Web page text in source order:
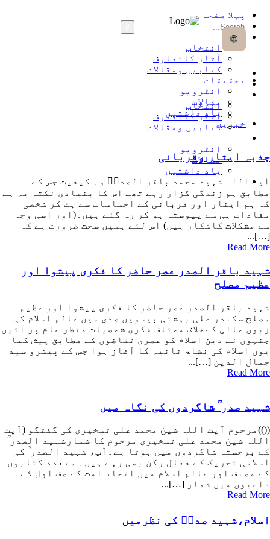
🌐
پہلا صفحہ
سوانح زندگی
آثار
انتخاب
آثار کاتعارف
کتابیں ومقالات
انٹرویو
مقالات
یاد داشتیں
خبریں
پہلا صفحہ
سوانح زندگی
آثار
انتخاب
آثار کاتعارف
کتابیں ومقالات
تحقیقات
انٹرویو
مقالات
یاد داشتیں
خبریں
ایثار وقربانی
اللہ شہید محمد باقر الصدرؒ وہ کیفیت جس کے
ہم زندگی گزار رہے تھے اس کا بنیادی نکتہ یہ ہے
ہم ایثار اور قربانی کے احساسات سے ہٹ کر شخصی
ہی سے پیوستہ ہو کر رہ گئے ہیں۔(اور اسی وجہ
مشکلات کاشکار ہیں) اس لئے ہمیں سخت ضرورت ہے کہ
Read
باقر الصدر عصر حاضر کا فکری پیشوا اور
مصلح
باقر الصدر عصر حاضر کا فکری پیشوا اور عظیم
سکندر علی بہشتی بیسویں صدی میں عالم اسلام کی
حالی کےخلاف مختلف فکری شخصیات منظر عام پر آئیں
نے دین اسلام کو عصری تقاضوں کے مطابق پیش کیا
اسلام کی نشاۃ ثانیہ کا آغاز ہوا جس کے پیشرو سید
الدین […]...
Read
صدر ؒ شاگردوں کی نگاہ میں
آیت اللہ شیخ محمد علی تسخیری کی گفتگو (آیت
شیخ محمد علی تسخیری مرحوم کا شمارشہید الصدر
برجستہ شاگردوں میں ہوتا ہے۔آپ، شہید الصدر ؒ کی
تحریک کے فعال رکن بھی رہے ہیں۔ متعدد کتابوں
مصنف اور عالم اسلام میں اتحاد امت کے صف اول کے
میں شمار […]...
Read
صدرؒ کی نظرمیں